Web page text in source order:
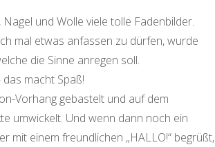
und Wolle viele tolle Fadenbilder.
mal etwas anfassen zu dürfen, wurde
die Sinne anregen soll.
macht Spaß!
Vorhang gebastelt und auf dem
umwickelt. Und wenn dann noch ein
mit einem freundlichen „HALLO!“ begrüßt,